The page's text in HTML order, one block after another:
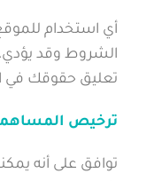
أي استخدام
الشروط وقد يؤدي،
تعليق حقوقك في
ترخيص
توافق على أنه